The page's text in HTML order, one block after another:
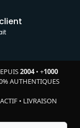
2004• +1000
AUTHENTIQUES
• LIVRAISON